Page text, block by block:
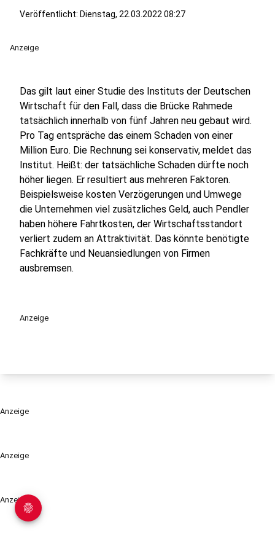
Anzeige
Anzeige
Veröffentlicht: Dienstag, 22.03.2022 08:27
Anzeige
Das gilt laut einer Studie des Instituts der Deutschen
Wirtschaft für den Fall, dass die Brücke Rahmede
tatsächlich innerhalb von fünf Jahren neu gebaut wird.
Pro Tag entspräche das einem Schaden von einer
Million Euro. Die Rechnung sei konservativ, meldet das
Institut. Heißt: der tatsächliche Schaden dürfte noch
höher liegen. Er resultiert aus mehreren Faktoren.
Beispielsweise kosten Verzögerungen und Umwege
die Unternehmen viel zusätzliches Geld, auch Pendler
haben höhere Fahrtkosten, der Wirtschaftsstandort
verliert zudem an Attraktivität. Das könnte benötigte
Fachkräfte und Neuansiedlungen von Firmen
ausbremsen.
Anzeige
Anzeige